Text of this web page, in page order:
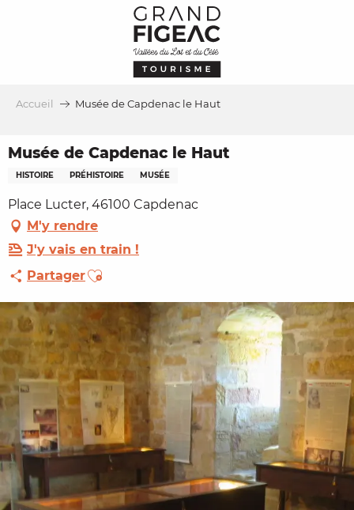
Accueil Musée de Capdenac le Haut
Musée de Capdenac le Haut
HISTOIRE PRÉHISTOIRE MUSÉE
Place Lucter, 46100 Capdenac
M'y rendre
J'y vais en train !
PartagerAjouter aux favoris